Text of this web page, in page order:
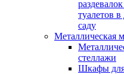
туалетов в
саду
Металлическая
стеллажи
Шкафы